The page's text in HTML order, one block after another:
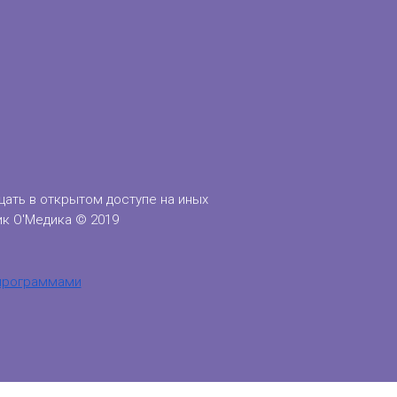
в открытом доступе на иных
О'Медика © 2019